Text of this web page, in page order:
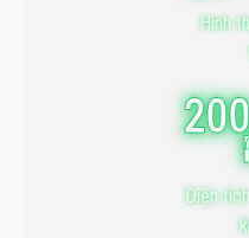
Hình
Diện